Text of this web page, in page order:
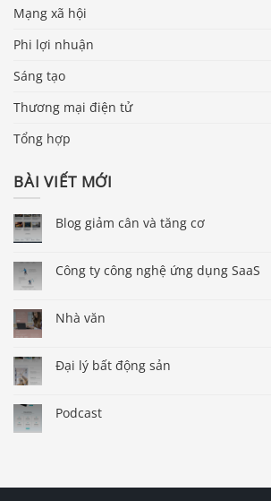
Mạng xã hội
Phi lợi nhuận
Sáng tạo
Thương mại điện tử
Tổng hợp
BÀI VIẾT MỚI
Blog giảm cân và tăng cơ
Công ty công nghệ ứng dụng SaaS
Nhà văn
Đại lý bất động sản
Podcast